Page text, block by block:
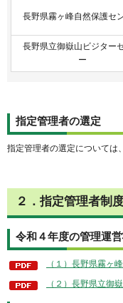
長野県霧ヶ峰自然保護セ
長野県立御嶽山ビジター
ー
指定管理者の選定
指定管理者の選定については、
２．指定管理者制
令和４年度の管理運
（１）長野県霧ヶ
（２）長野県立御